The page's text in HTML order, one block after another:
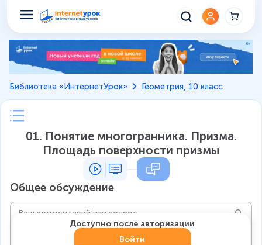
Библиотека «ИнтернетУрок» Геометрия, 10 класс
01. Понятие многогранника. Призма.
Площадь поверхности призмы
Общее обсуждение
Доступно после авторизации
Войти